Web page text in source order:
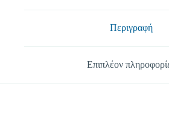
Περιγραφή
Επιπλέον